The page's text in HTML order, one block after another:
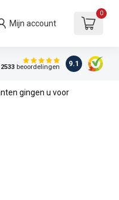
Mijn account
0
2533beoordelingen 9.1
gingen u voor